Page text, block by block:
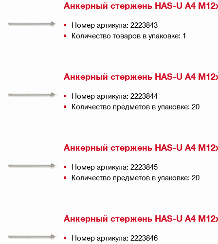
Анкерный стержень HAS-U A4
Номер артикула: 2223843
Количество товаров в упаковке: 1
Анкерный стержень HAS-U A4
Номер артикула: 2223844
Количество предметов в упаковке: 20
Анкерный стержень HAS-U A4
Номер артикула: 2223845
Количество предметов в упаковке: 20
Анкерный стержень HAS-U A4
Номер артикула: 2223846